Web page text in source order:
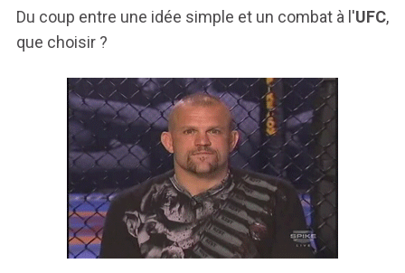
Du coup entre une idée simple et un combat à l'UFC,
que choisir ?